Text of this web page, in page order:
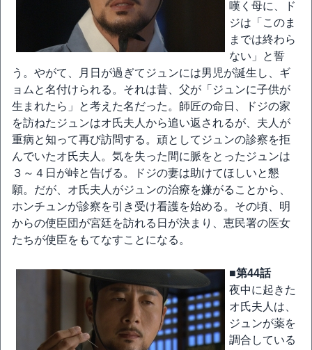
嘆く母に、ド
ジは「このま
までは終わら
ない」と誓
う。やがて、月日が過ぎてジュンには男児が誕生し、ギ
ョムと名付けられる。それは昔、父が「ジュンに子供が
生まれたら」と考えた名だった。師匠の命日、ドジの家
を訪ねたジュンはオ氏夫人から追い返されるが、夫人が
重病と知って再び訪問する。頑としてジュンの診察を拒
んでいたオ氏夫人。気を失った間に脈をとったジュンは
３～４日が峠と告げる。ドジの妻は助けてほしいと懇
願。だが、オ氏夫人がジュンの治療を嫌がることから、
ホンチュンが診察を引き受け看護を始める。その頃、明
からの使臣団が宮廷を訪れる日が決まり、恵民署の医女
たちが使臣をもてなすことになる。
■第44話
夜中に起きた
オ氏夫人は、
ジュンが薬を
調合している